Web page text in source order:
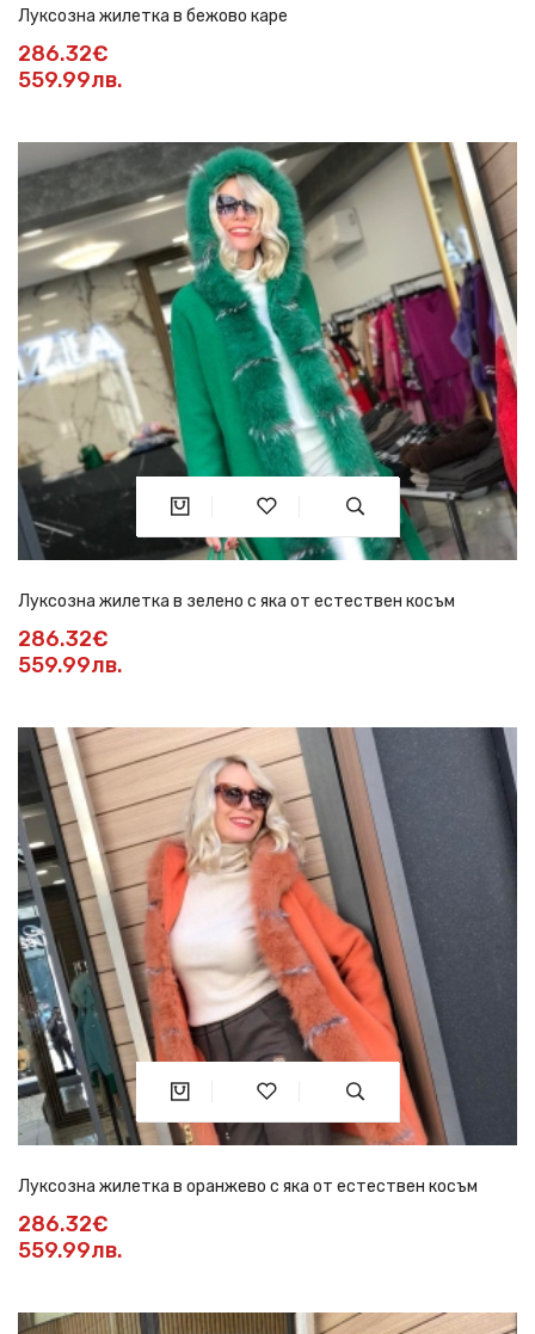
Луксозна жилетка в бежово каре
286.32€
559.99лв.
Луксозна жилетка в зелено с яка от естествен косъм
286.32€
559.99лв.
Луксозна жилетка в оранжево с яка от естествен косъм
286.32€
559.99лв.